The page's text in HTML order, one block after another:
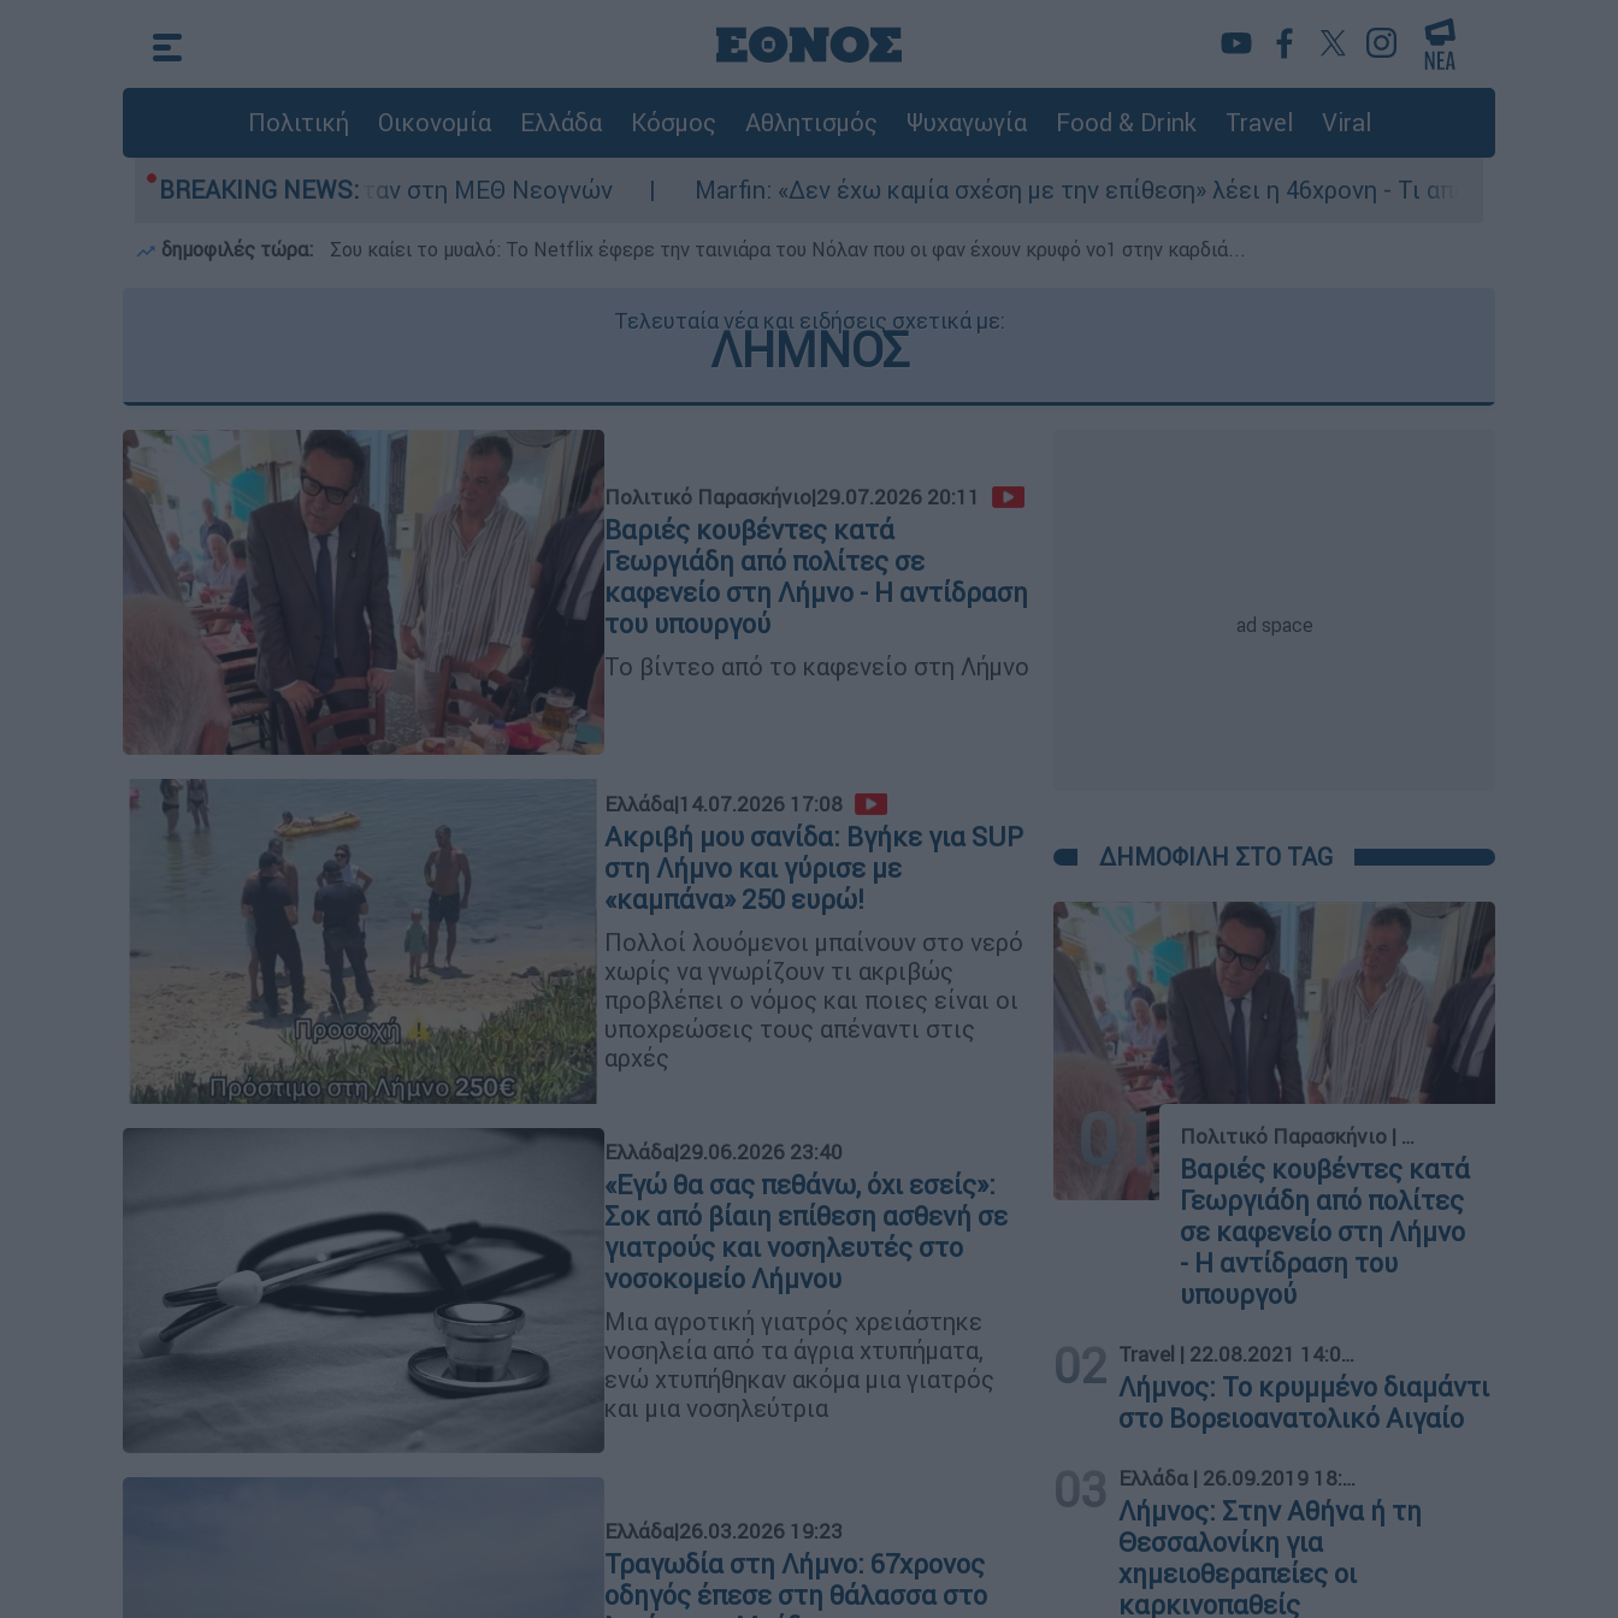
Πολιτική Οικονομία Ελλάδα Κόσμος Αθλητισμός Ψυχαγωγία Food & Drink Travel Viral
BREAKING NEWS:
- Νοσηλευόταν στη ΜΕΘ Νεογνών Marfin: «Δεν έχω καμία σχέση με την επίθεση» λέει η 46χρονη - Τι αποκάλυψε στους αστυνομικούς
δημοφιλές τώρα: Σου καίει το μυαλό: Το Netflix έφερε την ταινιάρα του Νόλαν που οι φαν έχουν κρυφό νο1 στην καρδιά...
Τελευταία νέα και ειδήσεις σχετικά με:
ΛΗΜΝΟΣ
Πολιτικό Παρασκήνιο|29.07.2026 20:11
Βαριές κουβέντες κατά
Γεωργιάδη από πολίτες σε
καφενείο στη Λήμνο - Η αντίδραση
του υπουργού
Το βίντεο από το καφενείο στη Λήμνο
Ελλάδα|14.07.2026 17:08
Ακριβή μου σανίδα: Βγήκε για SUP
στη Λήμνο και γύρισε με
«καμπάνα» 250 ευρώ!
Πολλοί λουόμενοι μπαίνουν στο νερό
χωρίς να γνωρίζουν τι ακριβώς
προβλέπει ο νόμος και ποιες είναι οι
υποχρεώσεις τους απέναντι στις
αρχές
Ελλάδα|29.06.2026 23:40
«Εγώ θα σας πεθάνω, όχι εσείς»:
Σοκ από βίαιη επίθεση ασθενή σε
γιατρούς και νοσηλευτές στο
νοσοκομείο Λήμνου
Μια αγροτική γιατρός χρειάστηκε
νοσηλεία από τα άγρια χτυπήματα,
ενώ χτυπήθηκαν ακόμα μια γιατρός
και μια νοσηλεύτρια
Ελλάδα|26.03.2026 19:23
Τραγωδία στη Λήμνο: 67χρονος
οδηγός έπεσε στη θάλασσα στο
ΔΗΜΟΦΙΛΗ ΣΤΟ TAG
01 Πολιτικό Παρασκήνιο | 29.07.2026 20:11
Βαριές κουβέντες κατά
Γεωργιάδη από πολίτες
σε καφενείο στη Λήμνο
- Η αντίδραση του
υπουργού
02 Travel | 22.08.2021 14:07
Λήμνος: Το κρυμμένο διαμάντι
στο Βορειοανατολικό Αιγαίο
03 Ελλάδα | 26.09.2019 18:12
Λήμνος: Στην Αθήνα ή τη
Θεσσαλονίκη για
χημειοθεραπείες οι
καρκινοπαθείς